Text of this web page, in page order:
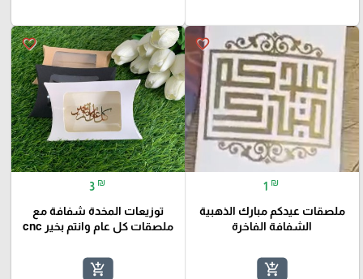
favorite_border
1 ₪
ملصقات عيدكم مبارك الذهبية
الشفافة الفاخرة
add_shopping_cart
favorite_border
3 ₪
توزيعات المخدة شفافة مع
ملصقات كل عام وانتم بخير cnc
add_shopping_cart